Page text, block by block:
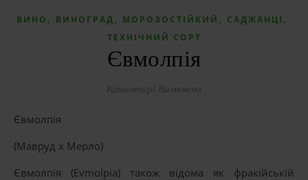
ВИНО , ВИНОГРАД, МОРОЗОСТІЙКИЙ , САДЖАНЦІ ,
ТЕХНІЧНИЙ СОРТ
Євмолпія
Коментарі Вимкнено
Євмолпія
(Мавруд х Мерло)
Євмолпія (Evmolpia) також відома як фракійській